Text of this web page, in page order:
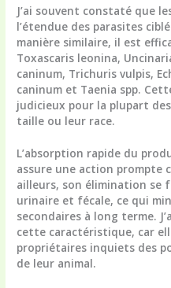
J’ai souvent constaté que
l’étendue des parasites
manière similaire, il est
Toxascaris leonina,
caninum, Trichuris vulpis,
caninum et Taenia spp.
judicieux pour la plupart
taille ou leur race.
L’absorption rapide du
assure une action prompte
ailleurs, son élimination se
urinaire et fécale, ce qui
secondaires à long terme.
cette caractéristique, car
propriétaires inquiets des
de leur animal.